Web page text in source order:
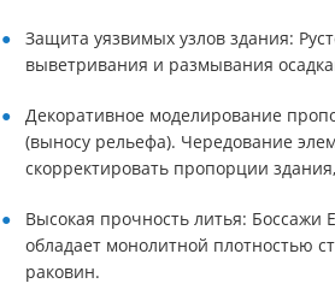
Защита уязвимых узлов здания:
выветривания и размывания
Декоративное моделирование
(выносу рельефа). Чередование
скорректировать пропорции
Высокая прочность литья:
обладает монолитной плотностью
раковин.